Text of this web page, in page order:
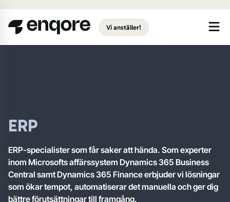
Vi anställer!
ERP
ERP-specialister som får saker att hända. Som experter
inom Microsofts affärssystem Dynamics 365 Business
Central samt Dynamics 365 Finance erbjuder vi lösningar
som ökar tempot, automatiserar det manuella och ger dig
bättre förutsättningar till framgång.